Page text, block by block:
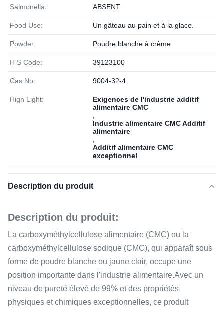
Salmonella: ABSENT
Food Use: Un gâteau au pain et à la glace.
Powder: Poudre blanche à crème
H S Code: 39123100
Cas No: 9004-32-4
High Light:
Exigences de l'industrie additif
alimentaire CMC
Industrie alimentaire CMC Additif
alimentaire
Additif alimentaire CMC
exceptionnel
Description du produit
Description du produit:
La carboxyméthylcellulose alimentaire (CMC) ou la
carboxyméthylcellulose sodique (CMC), qui apparaît sous
forme de poudre blanche ou jaune clair, occupe une
position importante dans l'industrie alimentaire.Avec un
niveau de pureté élevé de 99% et des propriétés
physiques et chimiques exceptionnelles, ce produit